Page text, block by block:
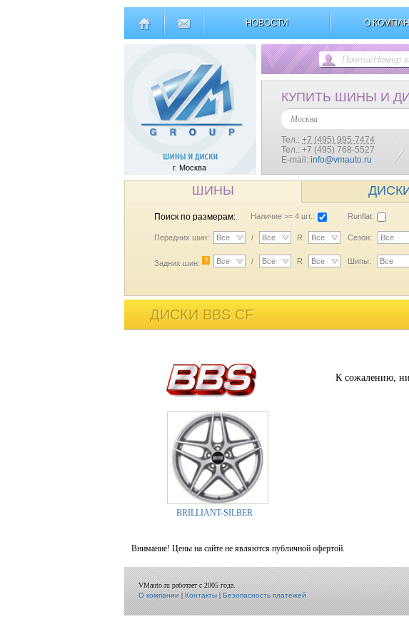
НОВОСТИ О
г. Москва
КУПИТЬ ШИНЫ И
Москва
Тел.: +7 (495) 995-7474
Тел.: +7 (495) 768-5527
E-mail: info@vmauto.ru
ШИНЫ
Поиск по размерам: Наличие >= 4 шт.: Runflat:
Передних шин: Все / Все R Все Сезон: Все
Задних шин: ? Все / Все R Все Шипы: Все
ДИСКИ BBS CF
BRILLIANT-SILBER
К сожалению,
Внимание! Цены на сайте не являются публичной офертой.
VMauto.ru работает с 2005 года.
О компании|Контакты|Безопасность платежей